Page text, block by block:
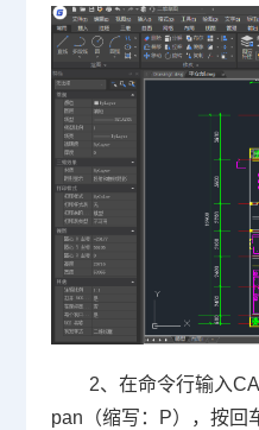
2、在命令行输入
pan（缩写：P），按回